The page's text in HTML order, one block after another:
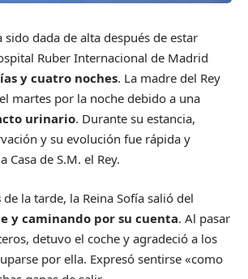
sido dada de alta después de estar
Ruber Internacional de Madrid
y cuatro noches. La madre del Rey
martes por la noche debido a una
urinario. Durante su estancia,
y su evolución fue rápida y
Casa de S.M. el Rey.
de la tarde, la Reina Sofía salió del
y caminando por su cuenta. Al pasar
detuvo el coche y agradeció a los
por ella. Expresó sentirse «como